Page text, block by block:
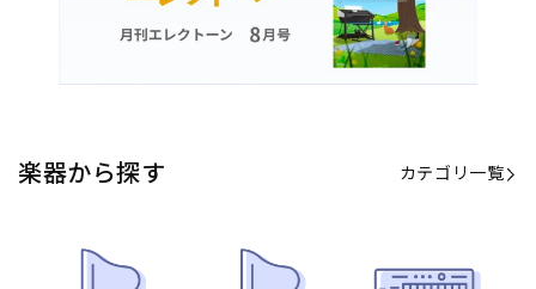
楽器から探す カテゴリ一覧